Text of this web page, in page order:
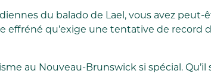
du balado de Lael, vous avez
effréné qu’exige une tentative de
au Nouveau-Brunswick si spécial.